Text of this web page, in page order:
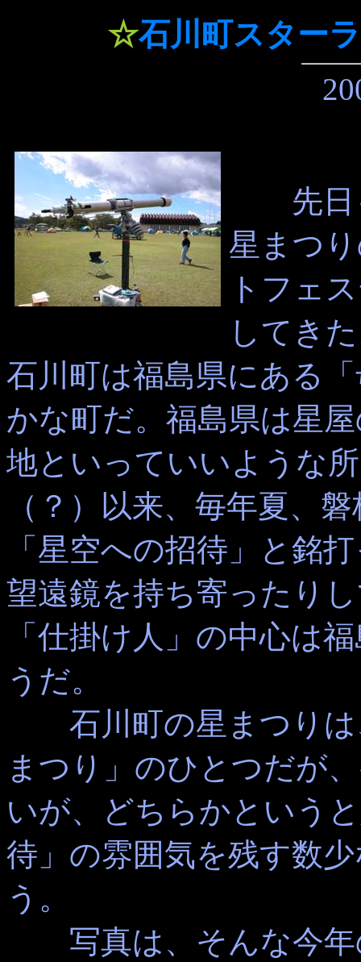
☆石川町スター
先日も
星まつ
トフェ
してき
石川町は福島県にある
かな町だ。福島県は星
地といっていいような
（？）以来、毎年夏、
「星空への招待」と銘
望遠鏡を持ち寄ったり
「仕掛け人」の中心は
うだ。
石川町の星まつりは
まつり」のひとつだが
いが、どちらかという
待」の雰囲気を残す数
う。
写真は、そんな今年